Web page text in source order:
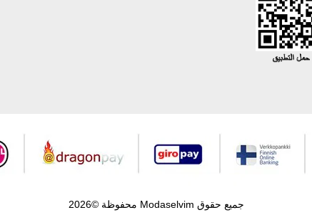
جميع حقوق Modaselvim محفوظة ©2026